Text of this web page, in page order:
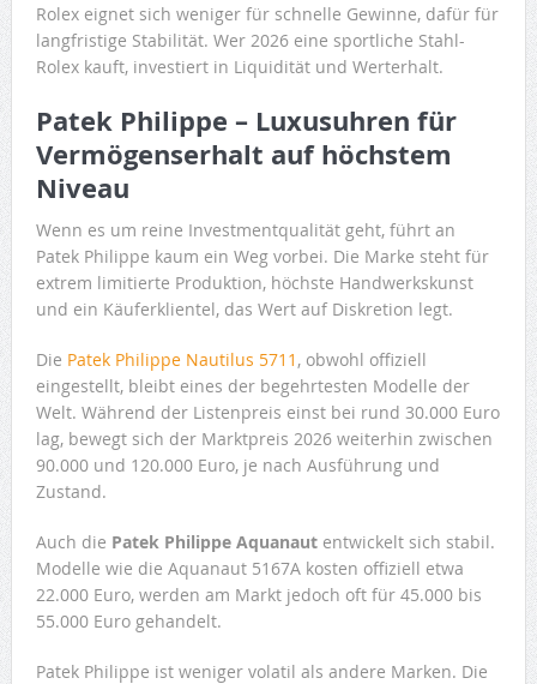
Rolex eignet sich weniger für schnelle Gewinne, dafür für
langfristige Stabilität. Wer 2026 eine sportliche Stahl-
Rolex kauft, investiert in Liquidität und Werterhalt.
Patek Philippe – Luxusuhren für
Vermögenserhalt auf höchstem
Niveau
Wenn es um reine Investmentqualität geht, führt an
Patek Philippe kaum ein Weg vorbei. Die Marke steht für
extrem limitierte Produktion, höchste Handwerkskunst
und ein Käuferklientel, das Wert auf Diskretion legt.
Die Patek Philippe Nautilus 5711 , obwohl offiziell
eingestellt, bleibt eines der begehrtesten Modelle der
Welt. Während der Listenpreis einst bei rund 30.000 Euro
lag, bewegt sich der Marktpreis 2026 weiterhin zwischen
90.000 und 120.000 Euro, je nach Ausführung und
Zustand.
Auch die Patek Philippe Aquanautentwickelt sich stabil.
Modelle wie die Aquanaut 5167A kosten offiziell etwa
22.000 Euro, werden am Markt jedoch oft für 45.000 bis
55.000 Euro gehandelt.
Patek Philippe ist weniger volatil als andere Marken. Die